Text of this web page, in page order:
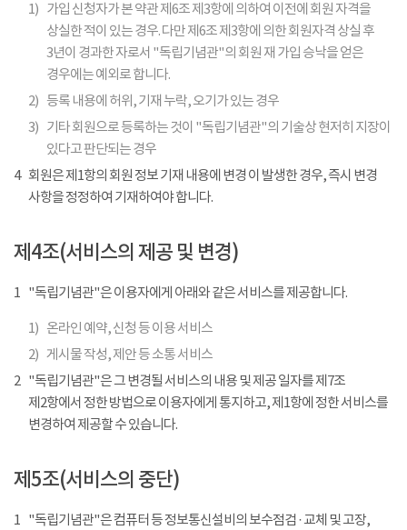
1) 가입 신청자가 본 약관 제6조 제3항에 의하여 이전에 회원 자격을
상실한 적이 있는 경우. 다만 제6조 제3항에 의한 회원자격 상실 후
3년이 경과한 자로서 "독립기념관"의 회원 재 가입 승낙을 얻은
경우에는 예외로 합니다.
2) 등록 내용에 허위, 기재 누락, 오기가 있는 경우
3) 기타 회원으로 등록하는 것이 "독립기념관"의 기술상 현저히 지장이
있다고 판단되는 경우
4
회원은 제1항의 회원 정보 기재 내용에 변경 이 발생한 경우, 즉시 변경
사항을 정정하여 기재하여야 합니다.
제4조(서비스의 제공 및 변경)
1 "독립기념관"은 이용자에게 아래와 같은 서비스를 제공합니다.
1) 온라인 예약, 신청 등 이용 서비스
2) 게시물 작성, 제안 등 소통 서비스
2 "독립기념관"은 그 변경될 서비스의 내용 및 제공 일자를 제7조
제2항에서 정한 방법으로 이용자에게 통지하고, 제1항에 정한 서비스를
변경하여 제공할 수 있습니다.
제5조(서비스의 중단)
1 "독립기념관"은 컴퓨터 등 정보통신설비의 보수점검 · 교체 및 고장,